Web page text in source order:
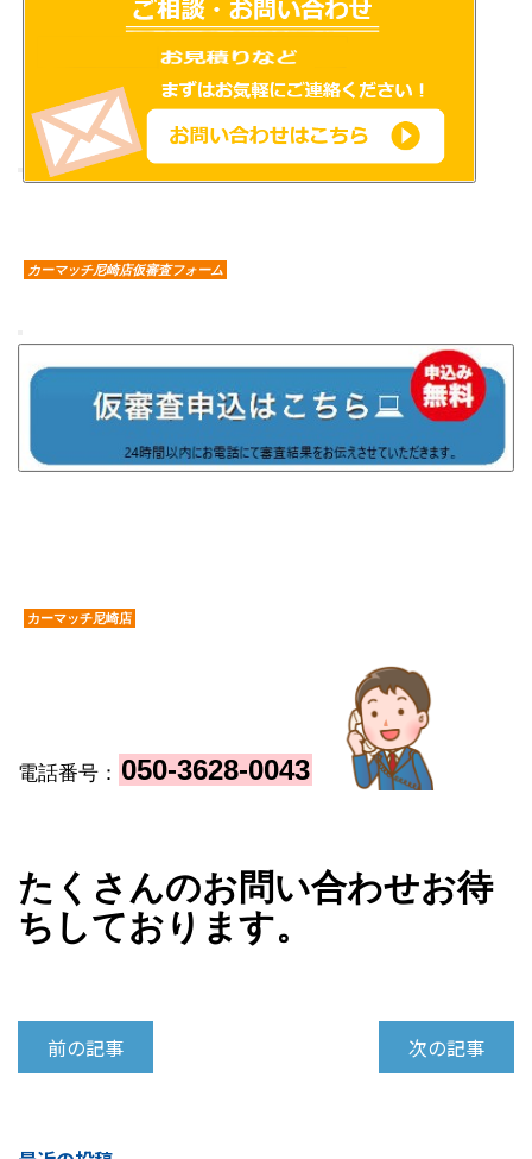
カーマッチ尼崎店仮審査フォーム
カーマッチ尼崎店
電話番号： 050-3628-0043
たくさんのお問い合わせお待
ちしております。
前の記事 次の記事